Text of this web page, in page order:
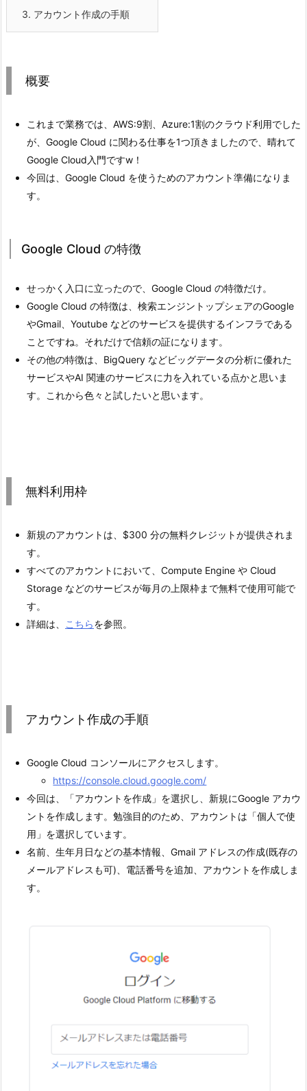
3. アカウント作成の手順
概要
これまで業務では、AWS:9割、Azure:1割のクラウド利用でした
が、Google Cloud に関わる仕事を1つ頂きましたので、晴れて
Google Cloud入門ですw！
今回は、Google Cloud を使うためのアカウント準備になりま
す。
Google Cloud の特徴
せっかく入口に立ったので、Google Cloud の特徴だけ。
Google Cloud の特徴は、検索エンジントップシェアのGoogle
やGmail、Youtube などのサービスを提供するインフラである
ことですね。それだけで信頼の証になります。
その他の特徴は、BigQuery などビッグデータの分析に優れた
サービスやAI 関連のサービスに力を入れている点かと思いま
す。これから色々と試したいと思います。
無料利用枠
新規のアカウントは、$300 分の無料クレジットが提供されま
す。
すべてのアカウントにおいて、Compute Engine や Cloud
Storage などのサービスが毎月の上限枠まで無料で使用可能で
す。
詳細は、
こちらを参照。
アカウント作成の手順
Google Cloud コンソールにアクセスします。
https://console.cloud.google.com/
今回は、「アカウントを作成」を選択し、新規にGoogle アカウ
ントを作成します。勉強目的のため、アカウントは「個人で使
用」を選択しています。
名前、生年月日などの基本情報、Gmail アドレスの作成(既存の
メールアドレスも可)、電話番号を追加、アカウントを作成しま
す。